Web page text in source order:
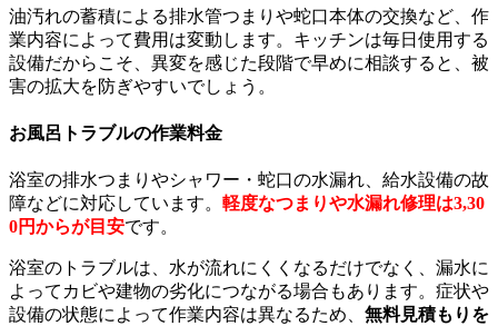
油汚れの蓄積による排水管つまりや蛇口本体の交換など、作
業内容によって費用は変動します。キッチンは毎日使用する
設備だからこそ、異変を感じた段階で早めに相談すると、被
害の拡大を防ぎやすいでしょう。
お風呂トラブルの作業料金
浴室の排水つまりやシャワー・蛇口の水漏れ、給水設備の故
障などに対応しています。 軽度なつまりや水漏れ修理は3,30
0円からが目安です。
浴室のトラブルは、水が流れにくくなるだけでなく、漏水に
よってカビや建物の劣化につながる場合もあります。症状や
設備の状態によって作業内容は異なるため、 無料見積もりを